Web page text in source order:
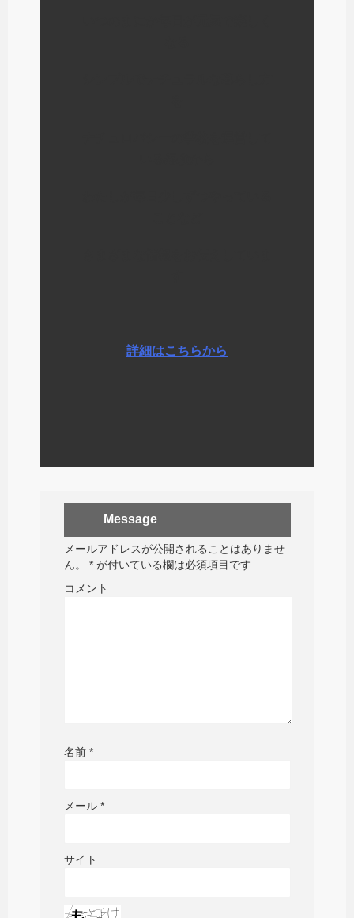
詳細はこちらから
Message
メールアドレスが公開されることはありませ
ん。
* が付いている欄は必須項目です
コメント
名前 *
メール *
サイト